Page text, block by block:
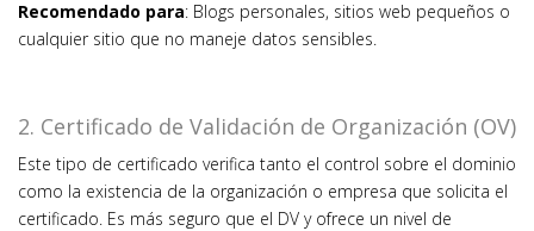
Recomendado para: Blogs personales, sitios web pequeños o
cualquier sitio que no maneje datos sensibles.
2. Certificado de Validación de Organización (OV)
Este tipo de certificado verifica tanto el control sobre el dominio
como la existencia de la organización o empresa que solicita el
certificado. Es más seguro que el DV y ofrece un nivel de